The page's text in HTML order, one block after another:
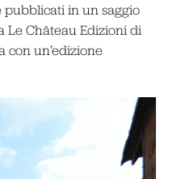
pubblicati in un saggio
Le Château Edizioni di
con un’edizione